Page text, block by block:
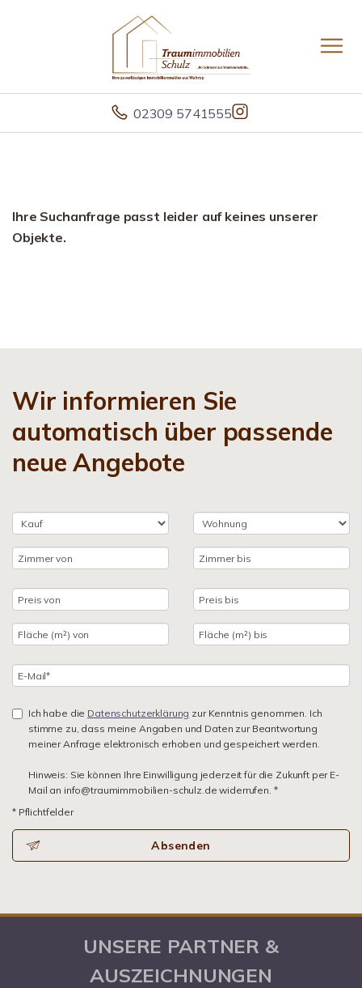
02309 5741555
Ihre Suchanfrage passt leider auf keines unserer
Objekte.
Wir informieren Sie
automatisch über passende
neue Angebote
Ich habe die Datenschutzerklärung zur Kenntnis genommen. Ich
stimme zu, dass meine Angaben und Daten zur Beantwortung
meiner Anfrage elektronisch erhoben und gespeichert werden.
Hinweis: Sie können Ihre Einwilligung jederzeit für die Zukunft per E-
Mail an info@traumimmobilien-schulz.de widerrufen. *
* Pflichtfelder
Absenden
UNSERE PARTNER &
AUSZEICHNUNGEN